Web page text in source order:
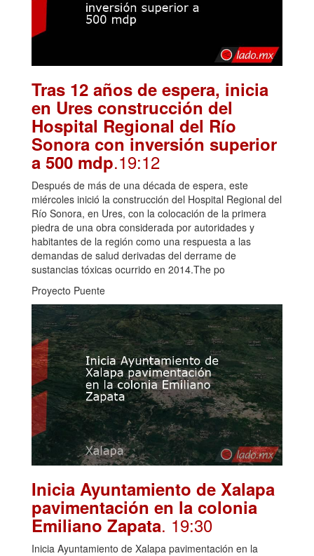
Tras 12 años de espera, inicia
en Ures construcción del
Hospital Regional del Río
Sonora con inversión superior
a 500 mdp.19:12
Después de más de una década de espera, este
miércoles inició la construcción del Hospital Regional del
Río Sonora, en Ures, con la colocación de la primera
piedra de una obra considerada por autoridades y
habitantes de la región como una respuesta a las
demandas de salud derivadas del derrame de
sustancias tóxicas ocurrido en 2014.The po
Proyecto Puente
Inicia Ayuntamiento de Xalapa
pavimentación en la colonia
Emiliano Zapata. 19:30
Inicia Ayuntamiento de Xalapa pavimentación en la